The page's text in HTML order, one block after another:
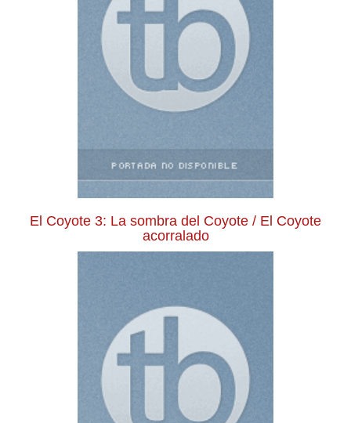
El Coyote 3: La sombra del Coyote / El Coyote
acorralado